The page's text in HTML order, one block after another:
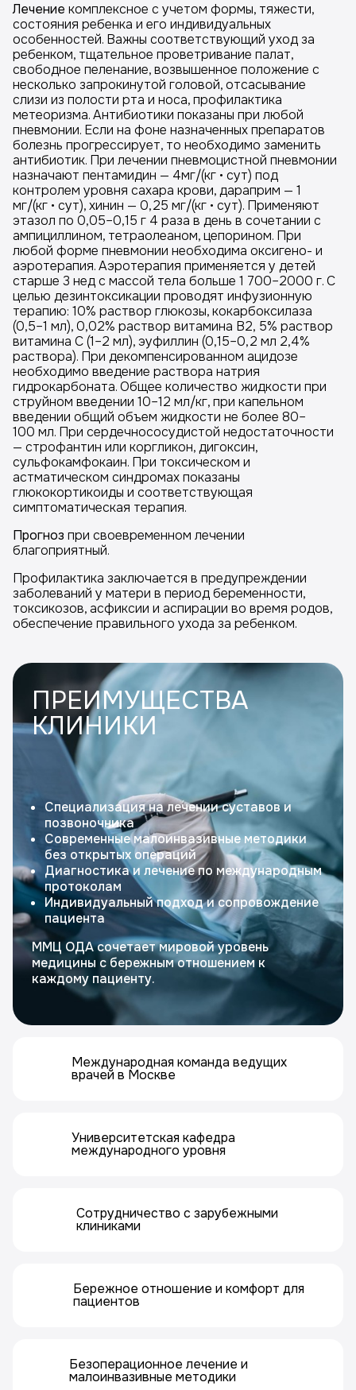
Лечение комплексное с учетом формы, тяжести,
состояния ребенка и его индивидуальных
особенностей. Важны соответствующий уход за
ребенком, тщательное проветривание палат,
свободное пеленание, возвышенное положение с
несколько запрокинутой головой, отсасывание
слизи из полости рта и носа, профилактика
метеоризма. Антибиотики показаны при любой
пневмонии. Если на фоне назначенных препаратов
болезнь прогрессирует, то необходимо заменить
антибиотик. При лечении пневмоцистной пневмонии
назначают пентамидин — 4мг/(кг • сут) под
контролем уровня сахара крови, дараприм — 1
мг/(кг • сут), хинин — 0,25 мг/(кг • сут). Применяют
этазол по 0,05–0,15 г 4 раза в день в сочетании с
ампициллином, тетраолеаном, цепорином. При
любой форме пневмонии необходима оксигено- и
аэротерапия. Аэротерапия применяется у детей
старше 3 нед с массой тела больше 1 700–2000 г. С
целью дезинтоксикации проводят инфузионную
терапию: 10% раствор глюкозы, кокарбоксилаза
(0,5–1 мл), 0,02% раствор витамина В2, 5% раствор
витамина С (1–2 мл), эуфиллин (0,15–0,2 мл 2,4%
раствора). При декомпенсированном ацидозе
необходимо введение раствора натрия
гидрокарбоната. Общее количество жидкости при
струйном введении 10–12 мл/кг, при капельном
введении общий объем жидкости не более 80–
100 мл. При сердечнососудистой недостаточности
— строфантин или коргликон, дигоксин,
сульфокамфокаин. При токсическом и
астматическом синдромах показаны
глюкокортикоиды и соответствующая
симптоматическая терапия.
Прогноз при своевременном лечении
благоприятный.
Профилактика заключается в предупреждении
заболеваний у матери в период беременности,
токсикозов, асфиксии и аспирации во время родов,
обеспечение правильного ухода за ребенком.
ПРЕИМУЩЕСТВА
КЛИНИКИ
Специализация на лечении суставов и
позвоночника
Современные малоинвазивные методики
без открытых операций
Диагностика и лечение по международным
протоколам
Индивидуальный подход и сопровождение
пациента
ММЦ ОДА сочетает мировой уровень
медицины с бережным отношением к
каждому пациенту.
Международная команда ведущих
врачей в Москве
Университетская кафедра
международного уровня
Сотрудничество с зарубежными
клиниками
Бережное отношение и комфорт для
пациентов
Безоперационное лечение и
малоинвазивные методики